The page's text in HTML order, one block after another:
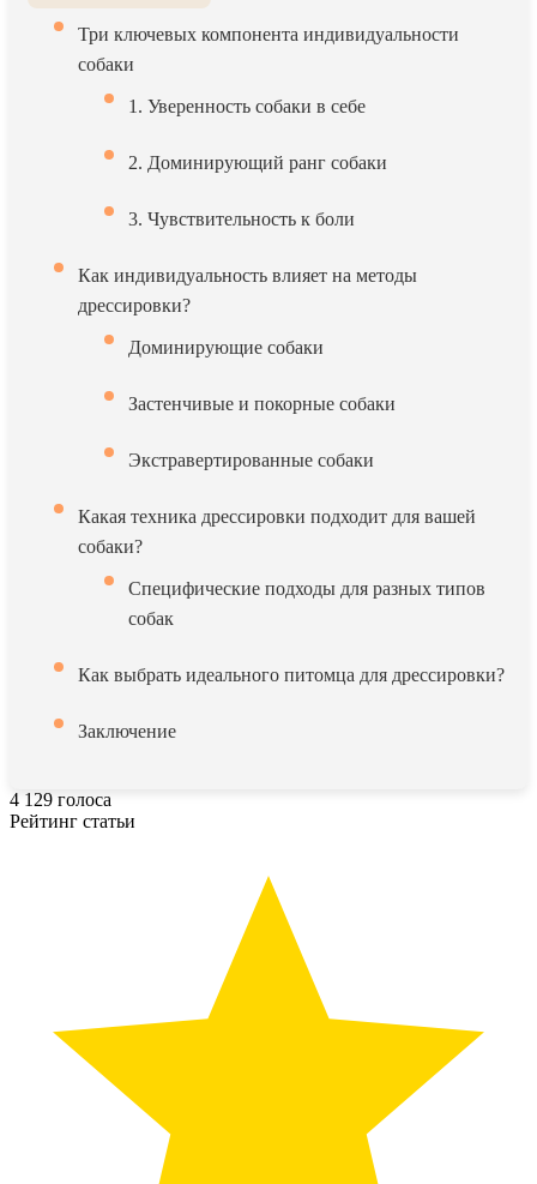
Три ключевых компонента индивидуальности
собаки
1. Уверенность собаки в себе
2. Доминирующий ранг собаки
3. Чувствительность к боли
Как индивидуальность влияет на методы
дрессировки?
Доминирующие собаки
Застенчивые и покорные собаки
Экстравертированные собаки
Какая техника дрессировки подходит для вашей
собаки?
Специфические подходы для разных типов
собак
Как выбрать идеального питомца для дрессировки?
Заключение
4 129 голоса
Рейтинг статьи